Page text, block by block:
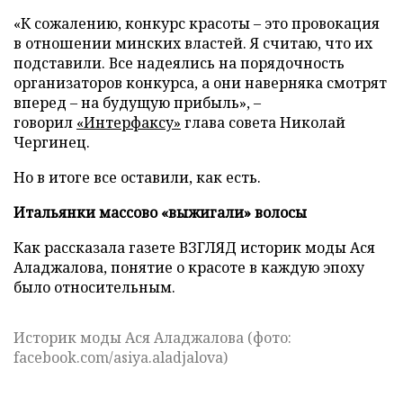
«К сожалению, конкурс красоты – это провокация
в отношении минских властей. Я считаю, что их
подставили. Все надеялись на порядочность
организаторов конкурса, а они наверняка смотрят
вперед – на будущую прибыль», –
говорил «Интерфаксу» глава совета Николай
Чергинец.
Но в итоге все оставили, как есть.
Итальянки массово «выжигали» волосы
Как рассказала газете ВЗГЛЯД историк моды Ася
Аладжалова, понятие о красоте в каждую эпоху
было относительным.
Историк моды Ася Аладжалова (фото:
facebook.com/asiya.aladjalova)